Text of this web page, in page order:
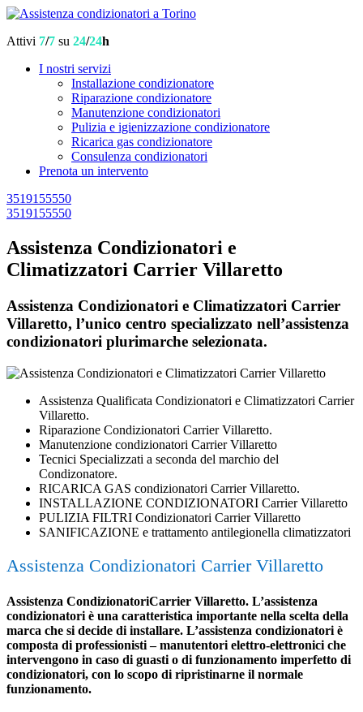
Attivi 7/7 su 24/24h
I nostri servizi
Installazione condizionatore
Riparazione condizionatore
Manutenzione condizionatori
Pulizia e igienizzazione condizionatore
Ricarica gas condizionatore
Consulenza condizionatori
Prenota un intervento
3519155550
3519155550
Assistenza Condizionatori e
Climatizzatori Carrier Villaretto
Assistenza Condizionatori e Climatizzatori Carrier
Villaretto, l’unico centro specializzato nell’assistenza
condizionatori plurimarche selezionata.
Assistenza Qualificata Condizionatori e Climatizzatori Carrier
Villaretto.
Riparazione Condizionatori Carrier Villaretto.
Manutenzione condizionatori Carrier Villaretto
Tecnici Specializzati a seconda del marchio del
Condizonatore.
RICARICA GAS condizionatori Carrier Villaretto.
INSTALLAZIONE CONDIZIONATORI Carrier Villaretto
PULIZIA FILTRI Condizionatori Carrier Villaretto
SANIFICAZIONE e trattamento antilegionella climatizzatori
Assistenza Condizionatori Carrier Villaretto
Assistenza CondizionatoriCarrier Villaretto. L’assistenza
condizionatori è una caratteristica importante nella scelta della
marca che si decide di installare. L’assistenza condizionatori è
composta di professionisti – manutentori elettro-elettronici che
intervengono in caso di guasti o di funzionamento imperfetto di
condizionatori, con lo scopo di ripristinarne il normale
funzionamento.